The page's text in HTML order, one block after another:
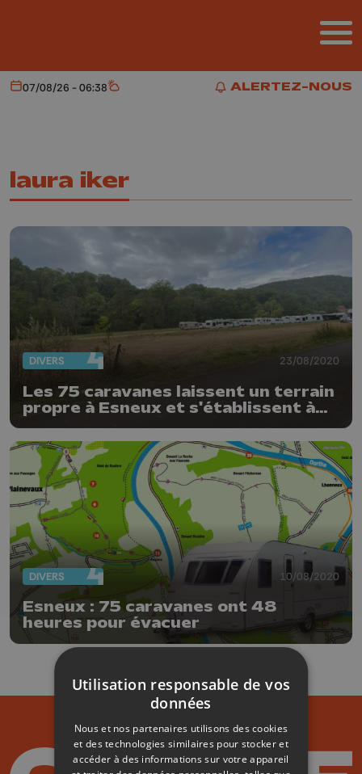
ALERTEZ-NOUS
ALERTEZ-NOUS
Aujourd'hui
07/08/26 - 06:38 Météo
laura iker
DIVERS 23/08/2020
Les 75 caravanes laissent un terrain
propre à Esneux et s'établissent à
Xhoris
DIVERS 10/08/2020
Esneux : 75 caravanes ont 48
heures pour évacuer
Utilisation responsable de vos
données
Nous et nos partenaires utilisons des cookies
et des technologies similaires pour stocker et
accéder à des informations sur votre appareil